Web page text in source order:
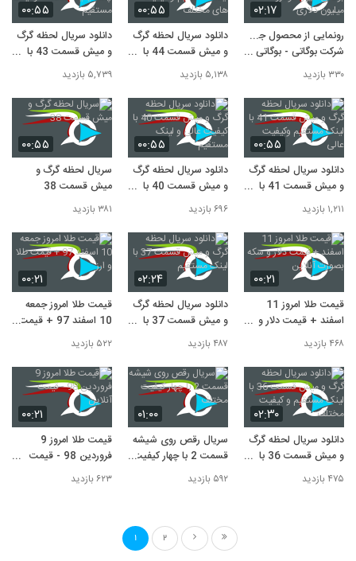
۰۲:۱۷
رونمایی از محصول جدید
شرکت بوگاتی - بوگاتی
دلاری
۳۳۰ بازدید
۰۰:۵۵
دانلود سریال لحظه گرگ
و میش قسمت 44 با
لینک مستقیم و کیفیت
های مختلف
۵,۱۳۸ بازدید
۰۰:۵۵
دانلود سریال لحظه گرگ
و میش قسمت 43 با
چند کیفیت مختلف و
لینک مستقیم
۵,۷۳۹ بازدید
۰۰:۵۵
دانلود سریال لحظه گرگ
و میش قسمت 41 با
لینک مستقیم وکیفیت
عالی
۱,۲۱۱ بازدید
۰۰:۵۵
دانلود سریال لحظه گرگ
و میش قسمت 40 با
کیفیت عالی و لینک
مستقیم
۶۹۶ بازدید
۰۰:۵۵
سریال لحظه گرگ و
میش قسمت 38
۳۸۱ بازدید
۰۰:۲۱
قیمت طلا امروز 11
اسفند + قیمت دلار و
سکه بصورت آنلاین
۴۶۸ بازدید
۰۲:۲۴
دانلود سریال لحظه گرگ
و میش قسمت 37 با
لینک مستقیم
۴۸۷ بازدید
۰۰:۲۱
قیمت طلا امروز جمعه
10 اسفند 97 + قیمت
طلا و ارز
۵۲۲ بازدید
۰۲:۳۰
دانلود سریال لحظه گرگ
و میش قسمت 36 با
لینک مستقیم و کیفیت
مختلف
۴۷۵ بازدید
۰۱:۰۰
سریال رقص روی شیشه
قسمت 2 با چهار کیفیت
مختلف
۵۹۲ بازدید
۰۰:۲۱
قیمت طلا امروز 9
فروردین 98 - قیمت
آنلاین
۶۲۳ بازدید
1 2